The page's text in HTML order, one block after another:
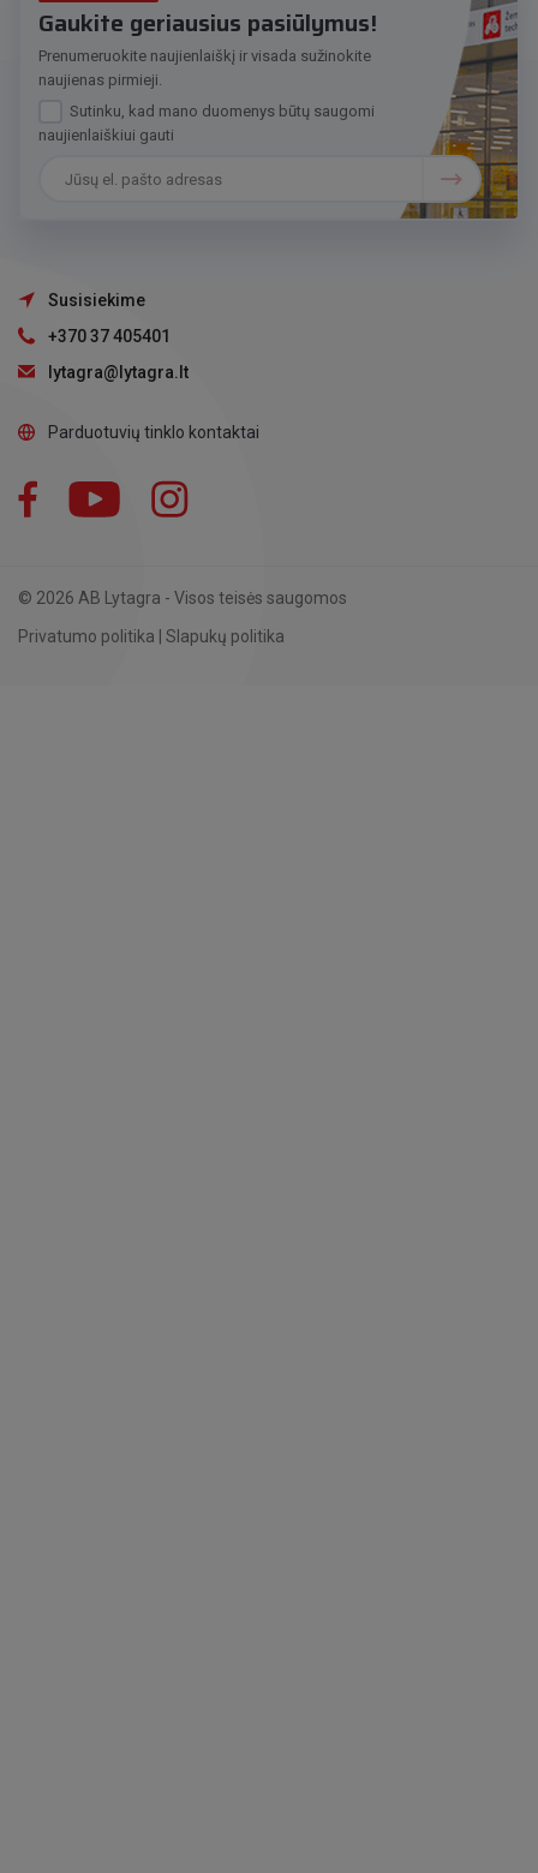
Gaukite geriausius pasiūlymus!
Prenumeruokite naujienlaiškį ir visada sužinokite
naujienas pirmieji.
Sutinku, kad mano duomenys būtų saugomi
naujienlaiškiui gauti
Susisiekime
+370 37 405401
lytagra@lytagra.lt
Parduotuvių tinklo kontaktai
Facebook YouTube
© 2026 AB Lytagra - Visos teisės saugomos
Privatumo politika
Slapukų politika